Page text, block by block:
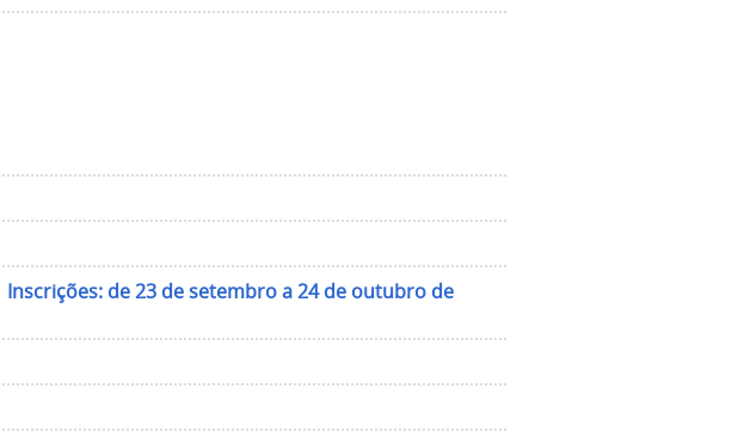
de 23 de setembro a 24 de outubro de